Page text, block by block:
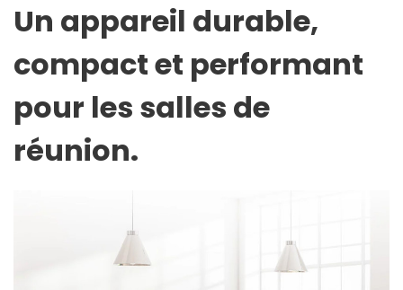
Un appareil durable,
compact et performant
pour les salles de
réunion.